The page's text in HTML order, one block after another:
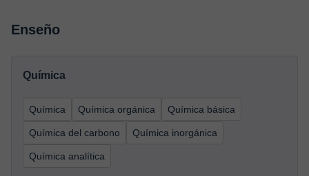
Enseño
Química
Química Química orgánica Química básica
Química del carbono Química inorgánica
Química analítica